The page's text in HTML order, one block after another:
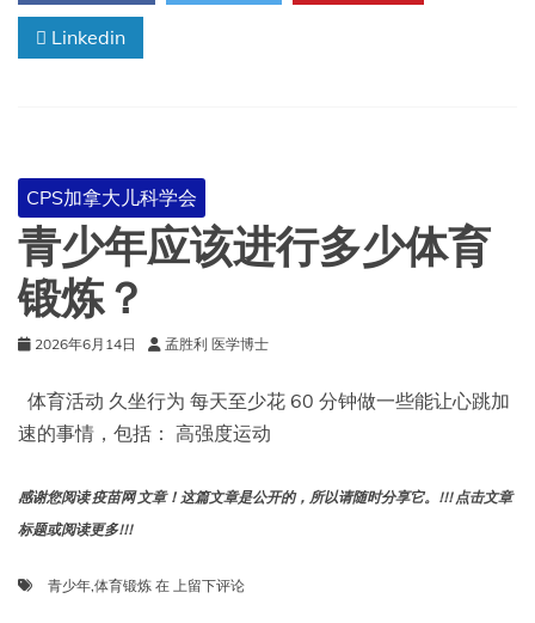
年
Linkedin
CPS加拿大儿科学会
青少年应该进行多少体育
锻炼？
2026年6月14日 孟胜利 医学博士
体育活动 久坐行为 每天至少花 60 分钟做一些能让心跳加
速的事情，包括： 高强度运动
感谢您阅读 疫苗网 文章！这篇文章是公开的，所以请随时分享它。!!! 点击文章
标题或阅读更多!!!
青少年,体育锻炼 在 青
上留下评论